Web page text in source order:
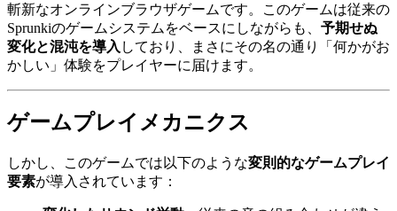
斬新なオンラインブラウザゲームです。このゲームは従来の
Sprunkiのゲームシステムをベースにしながらも、 予期せぬ
変化と混沌を導入 しており、まさにその名の通り「何かがお
かしい」体験をプレイヤーに届けます。
ゲームプレイメカニクス
しかし、このゲームでは以下のような変則的なゲームプレイ
要素が導入されています：